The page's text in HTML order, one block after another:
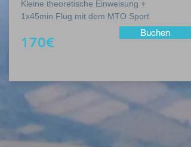
Kleine theoretische Einweisung +
1x45min Flug mit dem MTO Sport
170€
Buchen